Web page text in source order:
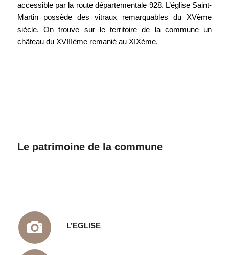
accessible par la route départementale 928. L’église Saint-
Martin possède des vitraux remarquables du XVème
siècle. On trouve sur le territoire de la commune un
château du XVIIIème remanié au XIXème.
Le patrimoine de la commune
L’EGLISE